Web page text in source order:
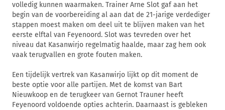
volledig kunnen waarmaken. Trainer Arne Slot gaf aan het
begin van de voorbereiding al aan dat de 21-jarige verdediger
stappen moest maken om deel uit te blijven maken van het
eerste elftal van Feyenoord. Slot was tevreden over het
niveau dat Kasanwirjo regelmatig haalde, maar zag hem ook
vaak terugvallen en grote fouten maken.
Een tijdelijk vertrek van Kasanwirjo lijkt op dit moment de
beste optie voor alle partijen. Met de komst van Bart
Nieuwkoop en de terugkeer van Gernot Trauner heeft
Feyenoord voldoende opties achterin. Daarnaast is gebleken